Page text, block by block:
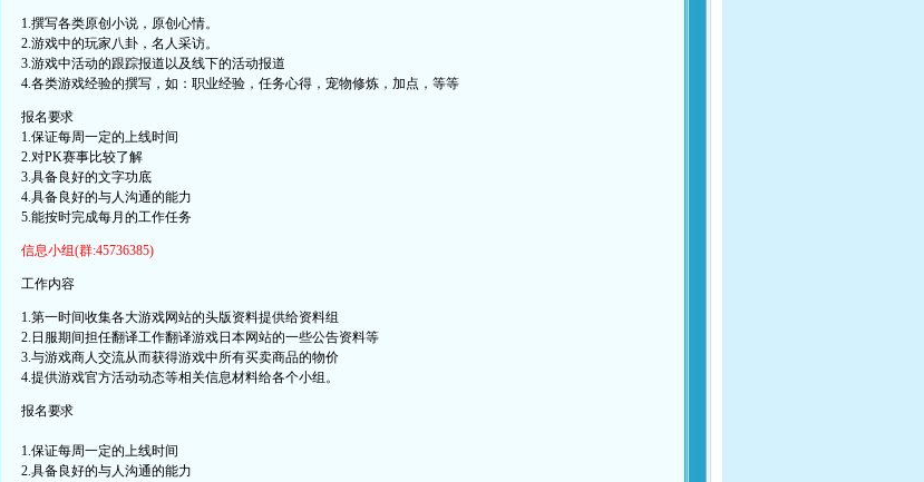
1.撰写各类原创小说，原创心情。
2.游戏中的玩家八卦，名人采访。
3.游戏中活动的跟踪报道以及线下的活动报道
4.各类游戏经验的撰写，如：职业经验，任务心得，宠物修炼，加点，等等
报名要求
1.保证每周一定的上线时间
2.对PK赛事比较了解
3.具备良好的文字功底
4.具备良好的与人沟通的能力
5.能按时完成每月的工作任务
信息小组(群:45736385)
工作内容
1.第一时间收集各大游戏网站的头版资料提供给资料组
2.日服期间担任翻译工作翻译游戏日本网站的一些公告资料等
3.与游戏商人交流从而获得游戏中所有买卖商品的物价
4.提供游戏官方活动动态等相关信息材料给各个小组。
报名要求
1.保证每周一定的上线时间
2.具备良好的与人沟通的能力